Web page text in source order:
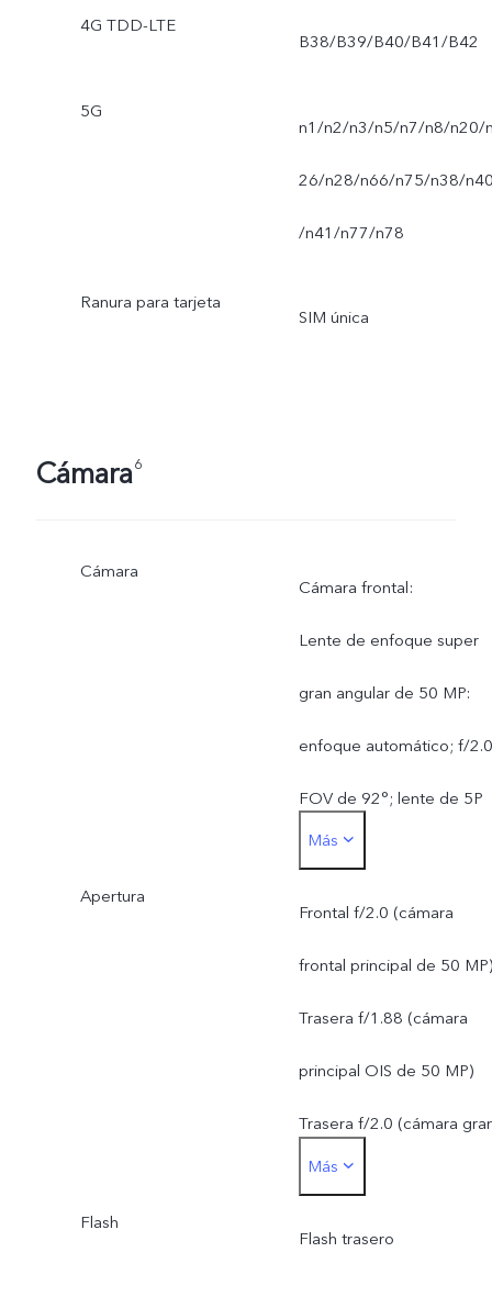
4G TDD-LTE
B38/B39/B40/B41/B42
5G
n1/n2/n3/n5/n7/n8/n20/
26/n28/n66/n75/n38/
/n41/n77/n78
Ranura para tarjeta
SIM única
Cámara6
Cámara
Cámara frontal:
Lente de enfoque super
gran angular de 50 MP:
enfoque automático; f/
FOV de 92°; lente de 5P
Cámara trasera:
Cámara principal de
50 MP: OIS; f/1.88; FOV
de 84°; lente 6P
Lente gran angular de
50 MP: enfoque
automático; f/2.0; FOV de
Más
Apertura
Frontal f/2.0 (cámara
frontal principal de 50 MP)
Trasera f/1.88 (cámara
principal OIS de 50 MP)
Trasera f/2.0 (cámara
angular de 50 MP)
Más
Flash
Flash trasero